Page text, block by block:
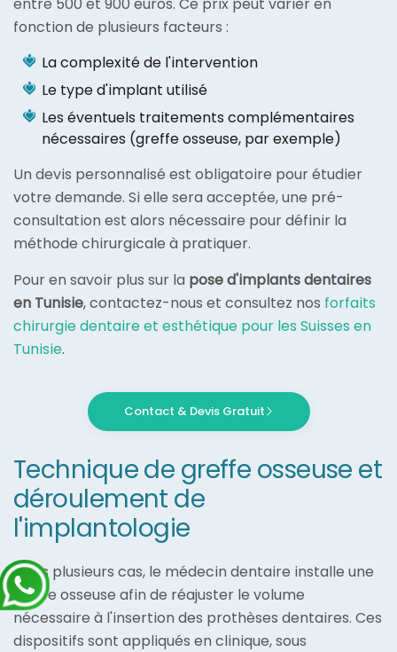
fonction de plusieurs facteurs :
La complexité de l'intervention
Le type d'implant utilisé
Les éventuels traitements complémentaires
nécessaires (greffe osseuse, par exemple)
Un devis personnalisé est obligatoire pour étudier
votre demande. Si elle sera acceptée, une pré-
consultation est alors nécessaire pour définir la
méthode chirurgicale à pratiquer.
Pour en savoir plus sur la pose d'implants dentaires
en Tunisie, contactez-nous et consultez nos forfaits
chirurgie dentaire et esthétique pour les Suisses en
Tunisie.
Contact & Devis Gratuit
Technique de greffe osseuse et
déroulement de
l'implantologie
Dans plusieurs cas, le médecin dentaire installe une
greffe osseuse afin de réajuster le volume
nécessaire à l'insertion des prothèses dentaires. Ces
dispositifs sont appliqués en clinique, sous